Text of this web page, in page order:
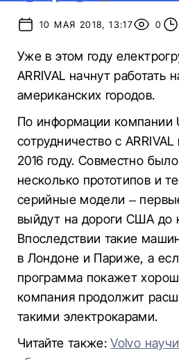
10 МАЯ 2018, 13:17 0
Уже в этом году
ARRIVAL начнут работать
американских городов.
По информации компании
сотрудничество с
2016 году. Совместно
несколько прототипов и
серийные модели –
выйдут на дороги США до
Впоследствии такие
в Лондоне и Париже, а
программа покажет
компания продолжит
такими электрокарами.
Читайте также:Volvo